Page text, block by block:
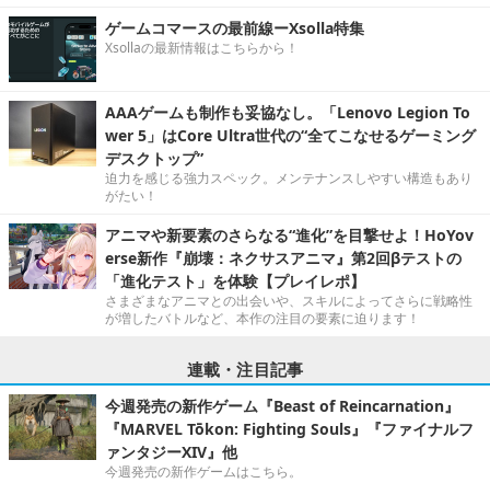
ゲームコマースの最前線ーXsolla特集
Xsollaの最新情報はこちらから！
AAAゲームも制作も妥協なし。「Lenovo Legion To
wer 5」はCore Ultra世代の“全てこなせるゲーミング
デスクトップ”
迫力を感じる強力スペック。メンテナンスしやすい構造もあり
がたい！
アニマや新要素のさらなる“進化”を目撃せよ！HoYov
erse新作『崩壊：ネクサスアニマ』第2回βテストの
「進化テスト」を体験【プレイレポ】
さまざまなアニマとの出会いや、スキルによってさらに戦略性
が増したバトルなど、本作の注目の要素に迫ります！
連載・注目記事
今週発売の新作ゲーム『Beast of Reincarnation』
『MARVEL Tōkon: Fighting Souls』『ファイナルフ
ァンタジーXIV』他
今週発売の新作ゲームはこちら。